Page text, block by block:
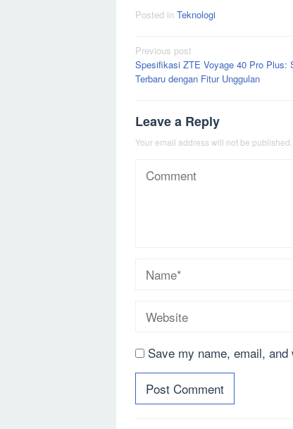
Posted in Teknologi
Post
navigation
Previous post
Spesifikasi ZTE Voyage 40 Pro Plus:
Terbaru dengan Fitur Unggulan
Leave a Reply
Your email address will not be published.
Save my name, email,